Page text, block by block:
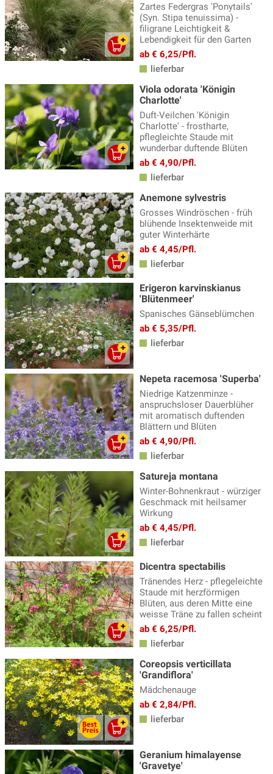
Zartes Federgras 'Ponytails'
(Syn. Stipa tenuissima) -
filigrane Leichtigkeit &
Lebendigkeit für den Garten
ab € 6,25/Pfl.
lieferbar
Viola odorata 'Königin
Charlotte'
Duft-Veilchen 'Königin
Charlotte' - frostharte,
pflegleichte Staude mit
wunderbar duftende Blüten
ab € 4,90/Pfl.
lieferbar
Anemone sylvestris
Grosses Windröschen - früh
blühende Insektenweide mit
guter Winterhärte
ab € 4,45/Pfl.
lieferbar
Erigeron karvinskianus
'Blütenmeer'
Spanisches Gänseblümchen
ab € 5,35/Pfl.
lieferbar
Nepeta racemosa 'Superba'
Niedrige Katzenminze -
anspruchsloser Dauerblüher
mit aromatisch duftenden
Blättern und Blüten
ab € 4,90/Pfl.
lieferbar
Satureja montana
Winter-Bohnenkraut - würziger
Geschmack mit heilsamer
Wirkung
ab € 4,45/Pfl.
lieferbar
Dicentra spectabilis
Tränendes Herz - pflegeleichte
Staude mit herzförmigen
Blüten, aus deren Mitte eine
weisse Träne zu fallen scheint
ab € 6,25/Pfl.
lieferbar
Coreopsis verticillata
'Grandiflora'
Mädchenauge
ab € 2,84/Pfl.
lieferbar
Geranium himalayense
'Gravetye'